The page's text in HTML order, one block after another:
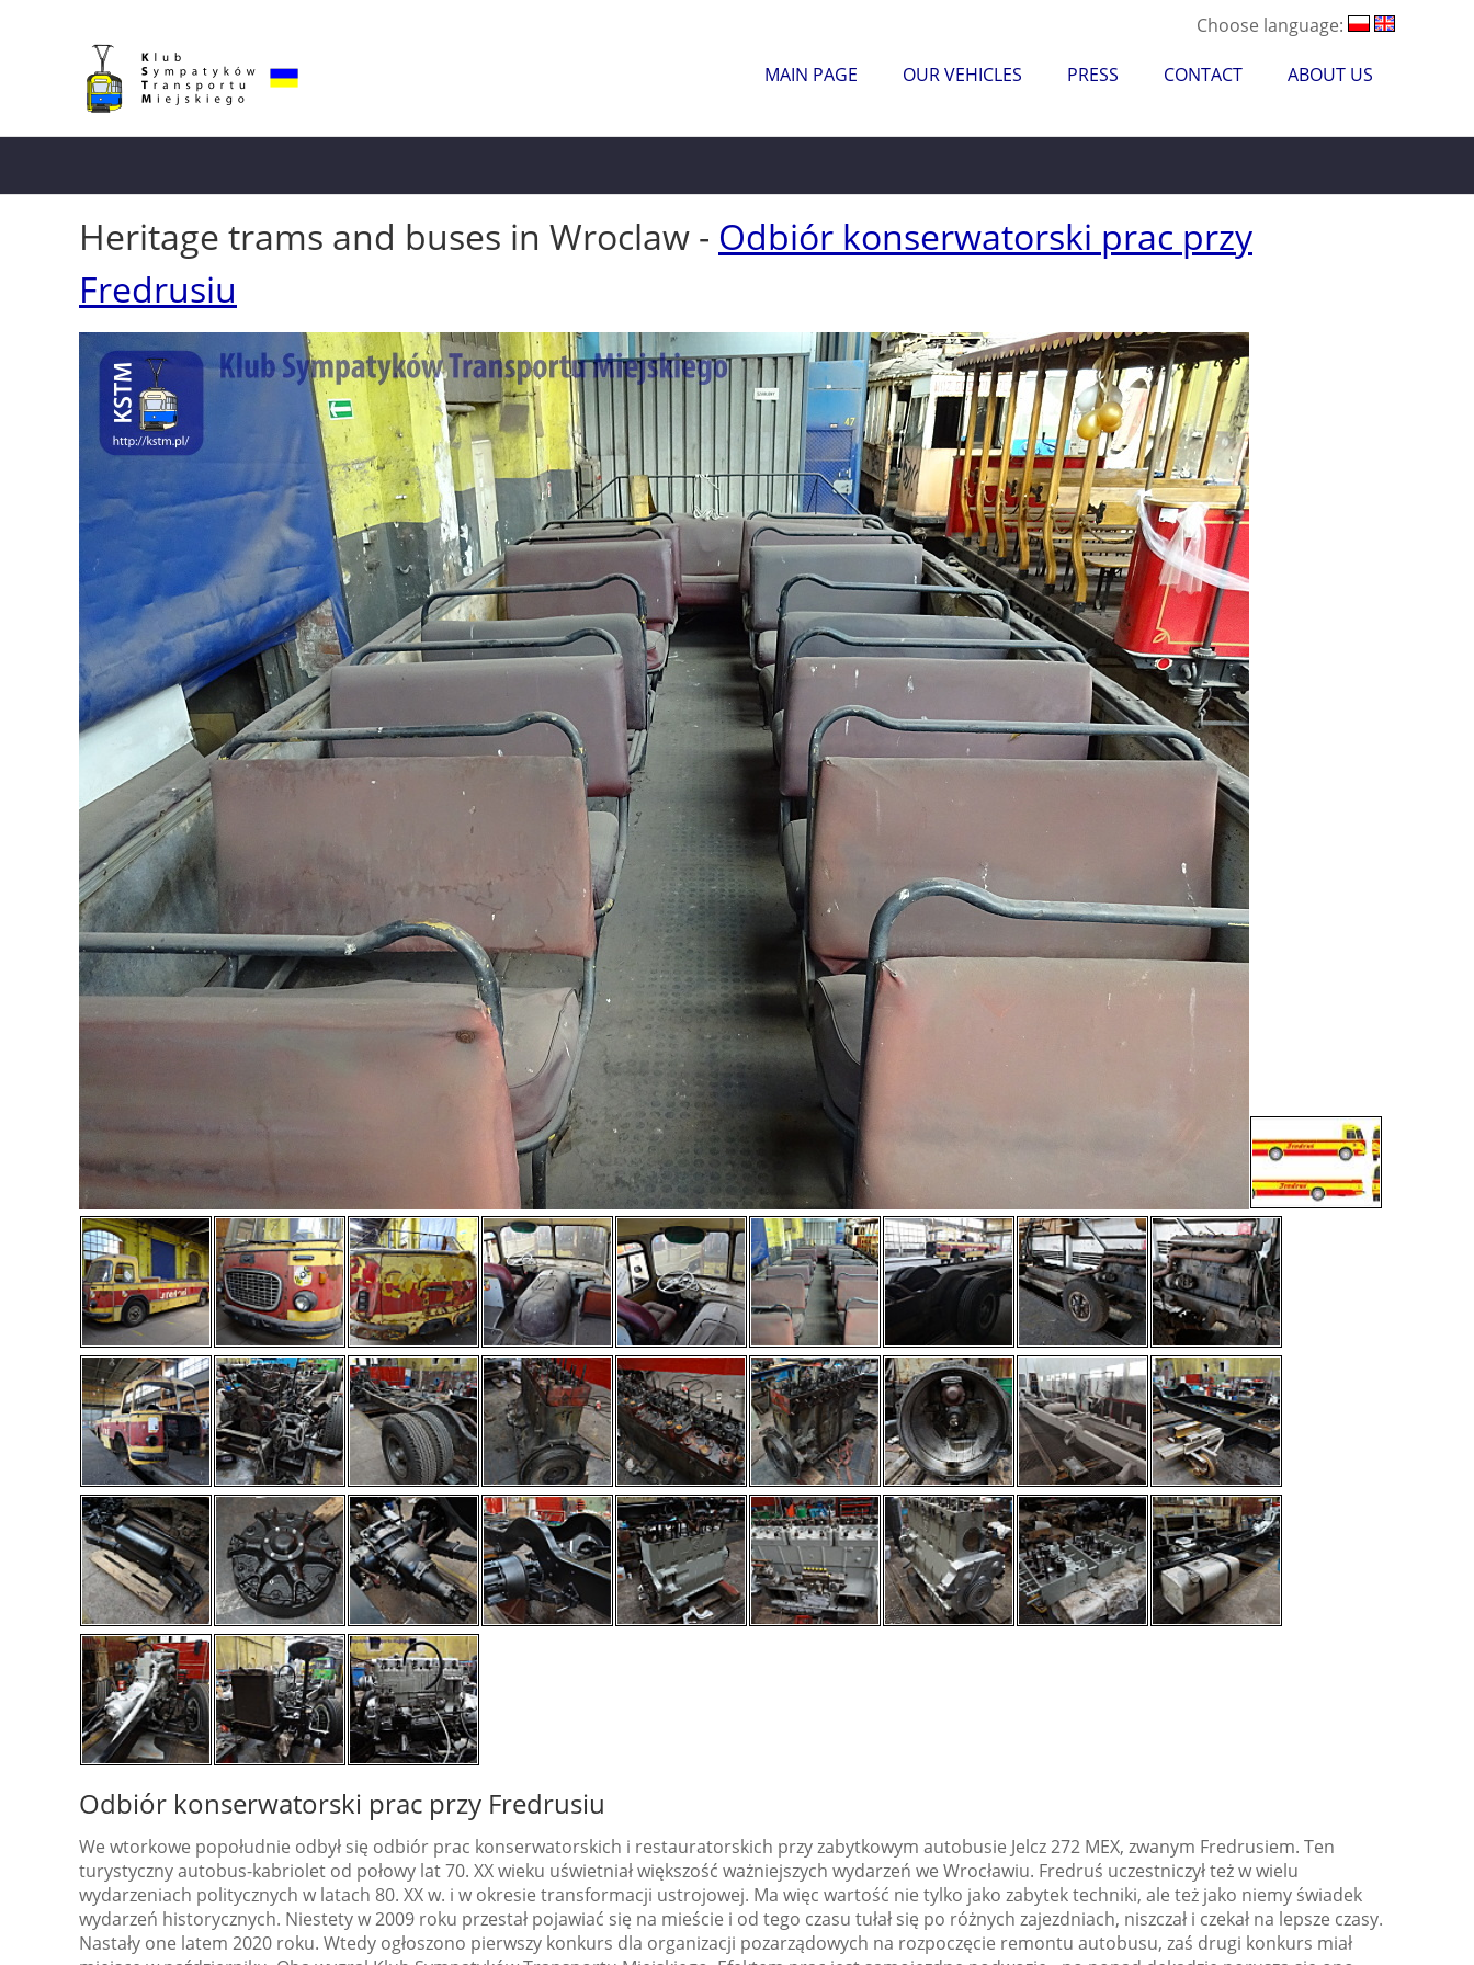
Choose language:
MAIN PAGE OUR VEHICLES PRESS CONTACT ABOUT US
Heritage trams and buses in Wroclaw - Odbiór konserwatorski prac przy
Fredrusiu
Odbiór konserwatorski prac przy Fredrusiu
We wtorkowe popołudnie odbył się odbiór prac konserwatorskich i restauratorskich przy zabytkowym autobusie Jelcz 272 MEX, zwanym Fredrusiem. Ten
turystyczny autobus-kabriolet od połowy lat 70. XX wieku uświetniał większość ważniejszych wydarzeń we Wrocławiu. Fredruś uczestniczył też w wielu
wydarzeniach politycznych w latach 80. XX w. i w okresie transformacji ustrojowej. Ma więc wartość nie tylko jako zabytek techniki, ale też jako niemy świadek
wydarzeń historycznych. Niestety w 2009 roku przestał pojawiać się na mieście i od tego czasu tułał się po różnych zajezdniach, niszczał i czekał na lepsze czasy.
Nastały one latem 2020 roku. Wtedy ogłoszono pierwszy konkurs dla organizacji pozarządowych na rozpoczęcie remontu autobusu, zaś drugi konkurs miał